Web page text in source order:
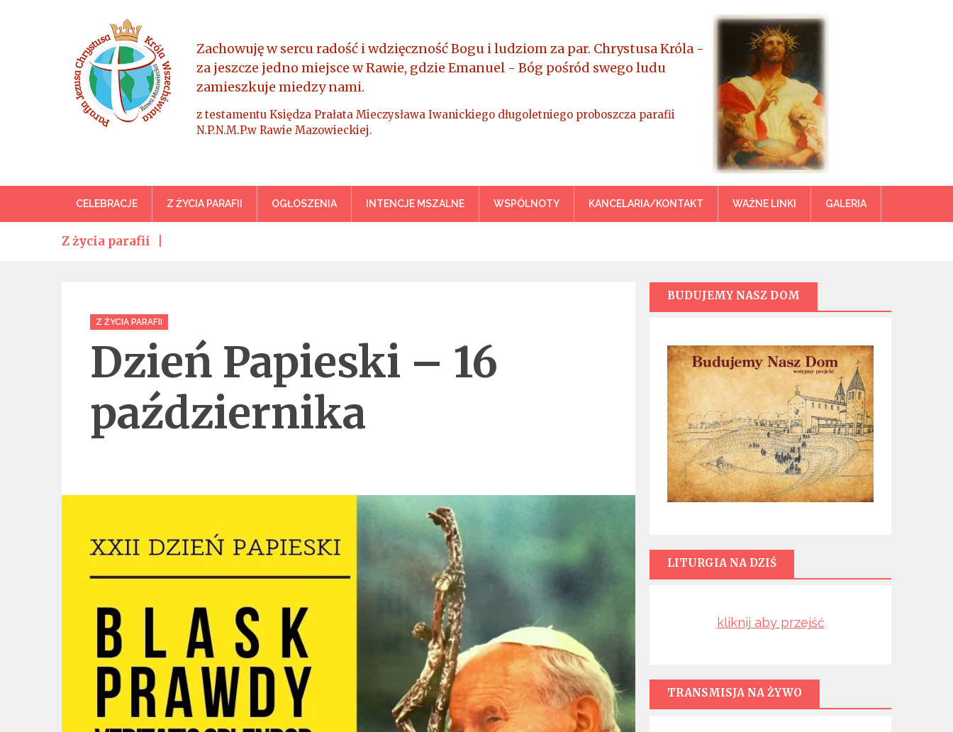
Parafia Jezusa Chrystusa Króla Wszechświata – Rawa Mazowiecka
Zachowuję w sercu radość i wdzięczność Bogu i ludziom za par. Chrystusa Króla -
za jeszcze jedno miejsce w Rawie, gdzie Emanuel - Bóg pośród swego ludu
zamieszkuje miedzy nami.
z testamentu Księdza Prałata Mieczysława Iwanickiego długoletniego proboszcza parafii
N.P.N.M.P.w Rawie Mazowieckiej.
CELEBRACJE Z ŻYCIA PARAFII OGŁOSZENIA INTENCJE MSZALNE WSPÓLNOTY KANCELARIA/KONTAKT WAŻNE LINKI GALERIA
Z życia parafii
Categories
Z ŻYCIA PARAFII
Dzień Papieski – 16
października
BUDUJEMY NASZ DOM
LITURGIA NA DZIŚ
kliknij aby przejść
TRANSMISJA NA ŻYWO